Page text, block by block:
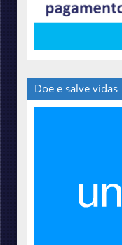
Doe e salve vidas